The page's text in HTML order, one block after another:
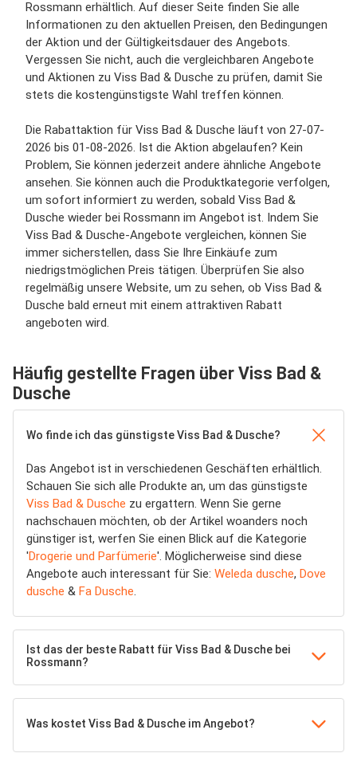
Rossmann erhältlich. Auf dieser Seite finden Sie alle
Informationen zu den aktuellen Preisen, den Bedingungen
der Aktion und der Gültigkeitsdauer des Angebots.
Vergessen Sie nicht, auch die vergleichbaren Angebote
und Aktionen zu Viss Bad & Dusche zu prüfen, damit Sie
stets die kostengünstigste Wahl treffen können.
Die Rabattaktion für Viss Bad & Dusche läuft von 27-07-
2026 bis 01-08-2026. Ist die Aktion abgelaufen? Kein
Problem, Sie können jederzeit andere ähnliche Angebote
ansehen. Sie können auch die Produktkategorie verfolgen,
um sofort informiert zu werden, sobald Viss Bad &
Dusche wieder bei Rossmann im Angebot ist. Indem Sie
Viss Bad & Dusche-Angebote vergleichen, können Sie
immer sicherstellen, dass Sie Ihre Einkäufe zum
niedrigstmöglichen Preis tätigen. Überprüfen Sie also
regelmäßig unsere Website, um zu sehen, ob Viss Bad &
Dusche bald erneut mit einem attraktiven Rabatt
angeboten wird.
Häufig gestellte Fragen über Viss Bad &
Dusche
Wo finde ich das günstigste Viss Bad & Dusche?
Das Angebot ist in verschiedenen Geschäften erhältlich.
Schauen Sie sich alle Produkte an, um das günstigste
Viss Bad & Dusche zu ergattern. Wenn Sie gerne
nachschauen möchten, ob der Artikel woanders noch
günstiger ist, werfen Sie einen Blick auf die Kategorie
'Drogerie und Parfümerie'. Möglicherweise sind diese
Angebote auch interessant für Sie: Weleda dusche, Dove
dusche & Fa Dusche.
Ist das der beste Rabatt für Viss Bad & Dusche bei
Rossmann?
Was kostet Viss Bad & Dusche im Angebot?